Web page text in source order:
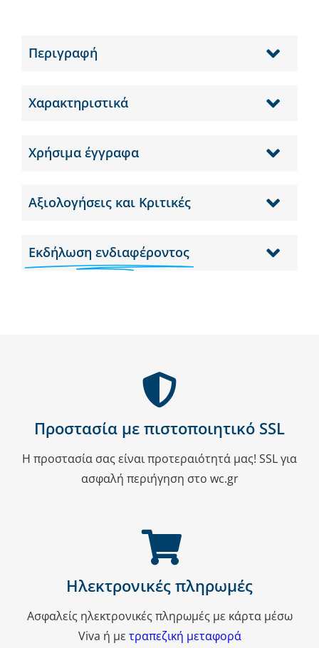
Περιγραφή
Χαρακτηριστικά
Χρήσιμα έγγραφα
Αξιολογήσεις και Κριτικές
Εκδήλωση ενδιαφέροντος
Προστασία με πιστοποιητικό SSL
Η προστασία σας είναι προτεραιότητά μας! SSL για
ασφαλή περιήγηση στο wc.gr
Ηλεκτρονικές πληρωμές
Ασφαλείς ηλεκτρονικές πληρωμές με κάρτα μέσω
Viva ή με τραπεζική μεταφορά